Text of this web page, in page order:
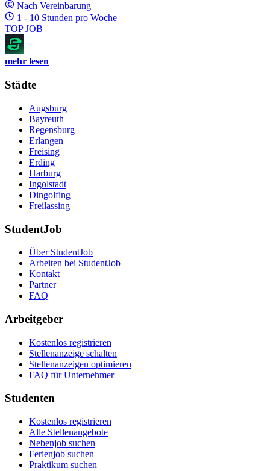
Nach Vereinbarung
1 - 10 Stunden pro Woche
TOP JOB
mehr lesen
Städte
Augsburg
Bayreuth
Regensburg
Erlangen
Freising
Erding
Harburg
Ingolstadt
Dingolfing
Freilassing
StudentJob
Über StudentJob
Arbeiten bei StudentJob
Kontakt
Partner
FAQ
Arbeitgeber
Kostenlos registrieren
Stellenanzeige schalten
Stellenanzeigen optimieren
FAQ für Unternehmer
Studenten
Kostenlos registrieren
Alle Stellenangebote
Nebenjob suchen
Ferienjob suchen
Praktikum suchen